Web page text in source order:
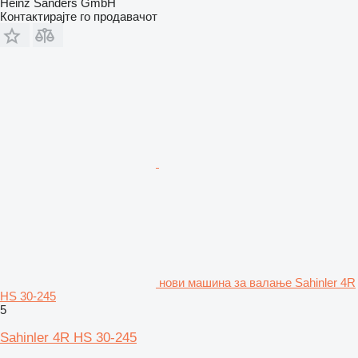
Контактирајте го продавачот
нови машина за валање Sahinler 4R
HS 30-245
5
Sahinler 4R HS 30-245